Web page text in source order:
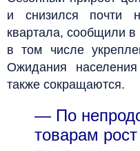
и снизился почти
квартала, сообщили
в том числе
Ожидания
также сокращаются.
— По
товарам